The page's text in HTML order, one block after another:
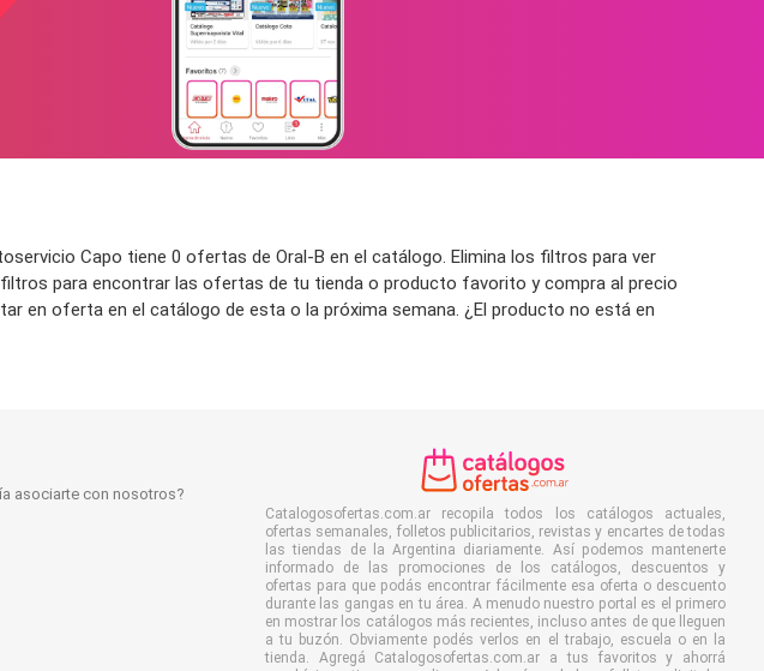
Capo tiene 0 ofertas de Oral-B en el catálogo. Elimina los filtros para ver
para encontrar las ofertas de tu tienda o producto favorito y compra al precio
en oferta en el catálogo de esta o la próxima semana. ¿El producto no está en
asociarte con nosotros?
Catalogosofertas.com.ar recopila todos los catálogos actuales,
ofertas semanales, folletos publicitarios, revistas y encartes de todas
las tiendas de la Argentina diariamente. Así podemos mantenerte
informado de las promociones de los catálogos, descuentos y
ofertas para que podás encontrar fácilmente esa oferta o descuento
durante las gangas en tu área. A menudo nuestro portal es el primero
en mostrar los catálogos más recientes, incluso antes de que lleguen
a tu buzón. Obviamente podés verlos en el trabajo, escuela o en la
tienda. Agregá Catalogosofertas.com.ar a tus favoritos y ahorrá